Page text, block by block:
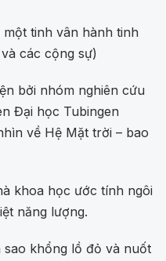
một tinh vân hành tinh
các cộng sự)
bởi nhóm nghiên cứu
Đại học Tubingen
về Hệ Mặt trời – bao
khoa học ước tính ngôi
năng lượng.
khổng lồ đỏ và nuốt